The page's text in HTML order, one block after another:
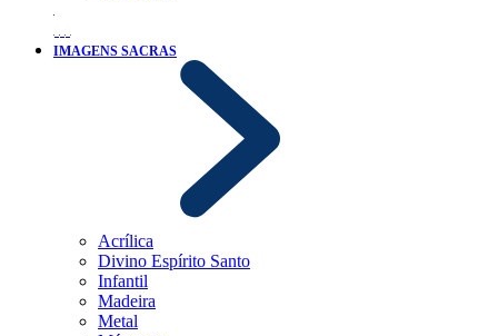
IMAGENS SACRAS
Acrílica
Divino Espírito Santo
Infantil
Madeira
Metal